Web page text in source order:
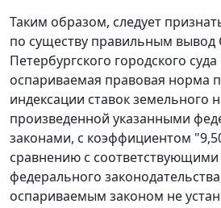
Таким образом, следует
по существу правильным вывод
Петербургского городского
оспариваемая правовая норма
индексации ставок земельного
произведенной указанными
законами, с коэффициентом
сравнению с
федерального
оспариваемым законом не